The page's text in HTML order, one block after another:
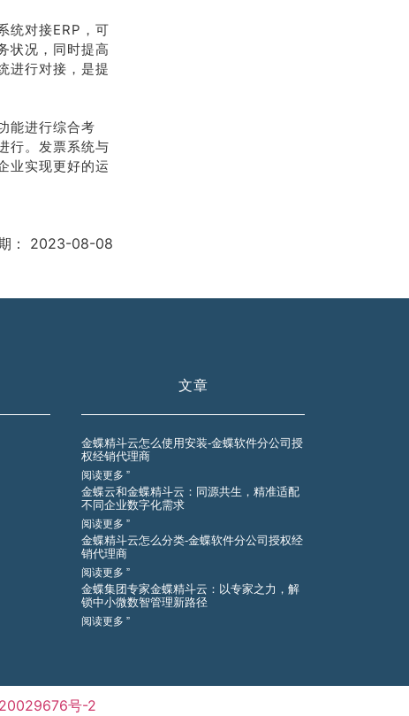
统对接ERP，可
状况，同时提高
进行对接，是提
能进行综合考
行。发票系统与
业实现更好的运
： 2023-08-08
文章
金蝶精斗云怎么使用安装-金蝶软件分公司授
权经销代理商
阅读更多 ”
金蝶云和金蝶精斗云：同源共生，精准适配
不同企业数字化需求
阅读更多 ”
金蝶精斗云怎么分类-金蝶软件分公司授权经
销代理商
阅读更多 ”
金蝶集团专家金蝶精斗云：以专家之力，解
锁中小微数智管理新路径
阅读更多 ”
号-2